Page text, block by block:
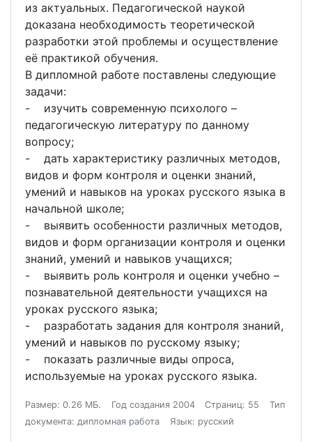
из актуальных. Педагогической наукой
доказана необходимость теоретической
разработки этой проблемы и осуществление
её практикой обучения.
В дипломной работе поставлены следующие
задачи:
- изучить современную психолого –
педагогическую литературу по данному
вопросу;
- дать характеристику различных методов,
видов и форм контроля и оценки знаний,
умений и навыков на уроках русского языка в
начальной школе;
- выявить особенности различных методов,
видов и форм организации контроля и оценки
знаний, умений и навыков учащихся;
- выявить роль контроля и оценки учебно –
познавательной деятельности учащихся на
уроках русского языка;
- разработать задания для контроля знаний,
умений и навыков по русскому языку;
- показать различные виды опроса,
используемые на уроках русского языка.
Размер: 0.26 МБ. Год создания 2004 Страниц: 55
Тип
документа: дипломная работа
Язык: русский